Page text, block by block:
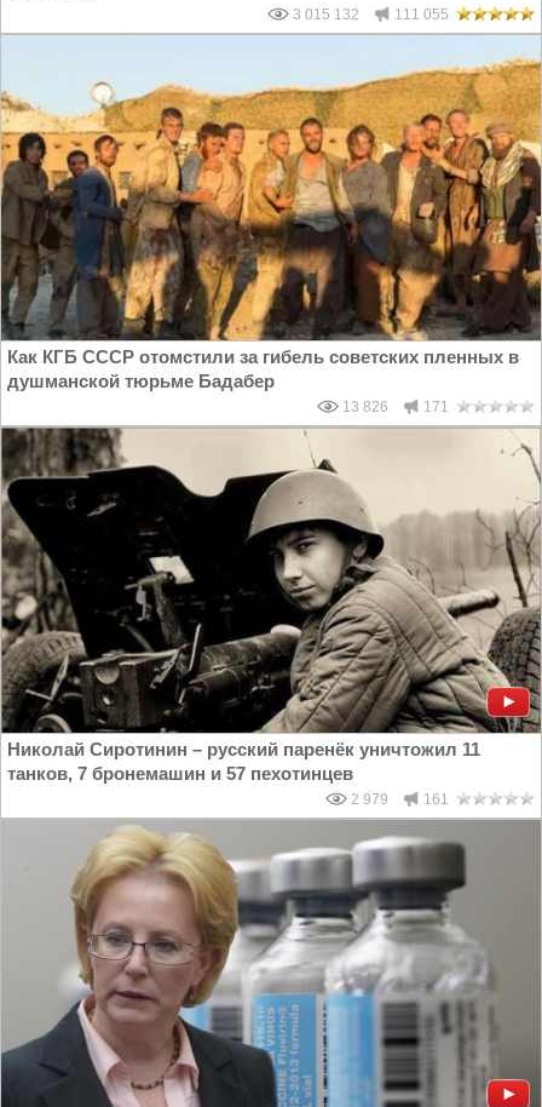
3 015 132 111 055
Как КГБ СССР отомстили за гибель советских пленных в
душманской тюрьме Бадабер
13 826 171
Николай Сиротинин – русский паренёк уничтожил 11
танков, 7 бронемашин и 57 пехотинцев
2 979 161